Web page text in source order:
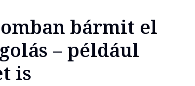
bármit el
– például
is